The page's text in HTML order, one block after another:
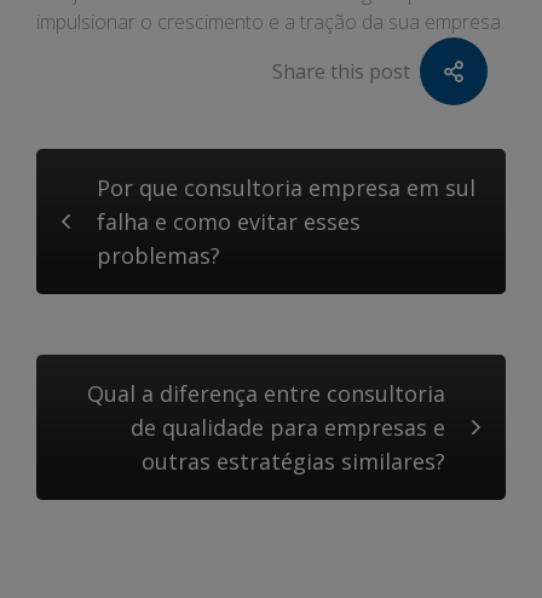
impulsionar o crescimento e a tração da sua empresa.
Share this post
Por que consultoria empresa em sul
falha e como evitar esses
problemas?
Qual a diferença entre consultoria
de qualidade para empresas e
outras estratégias similares?